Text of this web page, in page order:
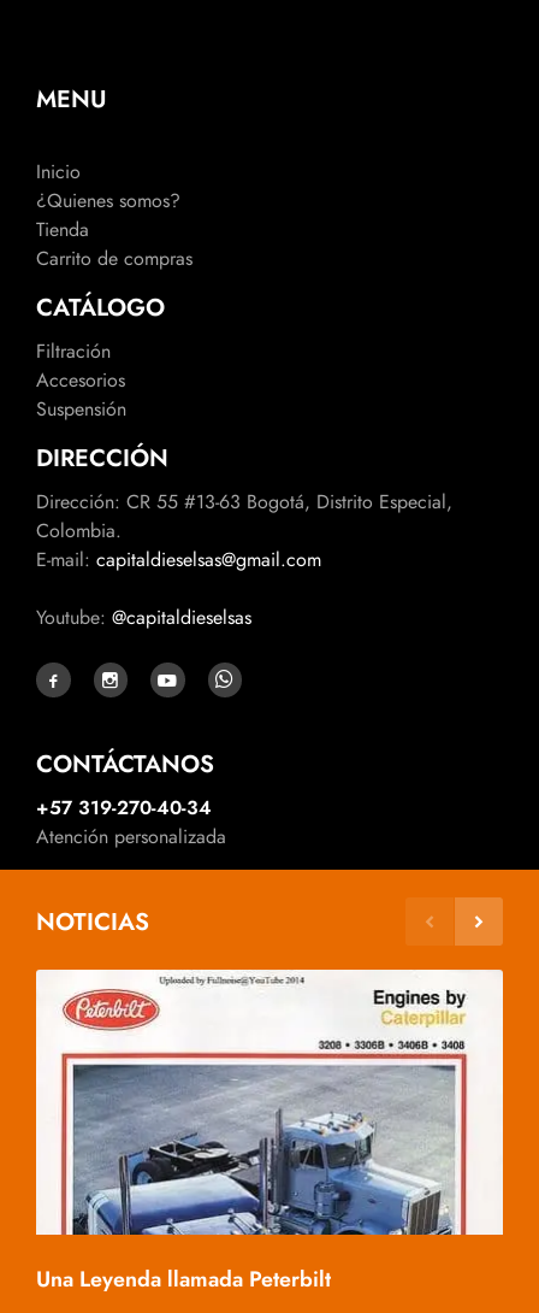
MENU
Inicio
¿Quienes somos?
Tienda
Carrito de compras
CATÁLOGO
Filtración
Accesorios
Suspensión
DIRECCIÓN
Dirección: CR 55 #13-63 Bogotá, Distrito Especial,
Colombia.
E-mail: capitaldieselsas@gmail.com
Youtube: @capitaldieselsas
CONTÁCTANOS
+57 319-270-40-34
Atención personalizada
NOTICIAS
Una Leyenda llamada Peterbilt